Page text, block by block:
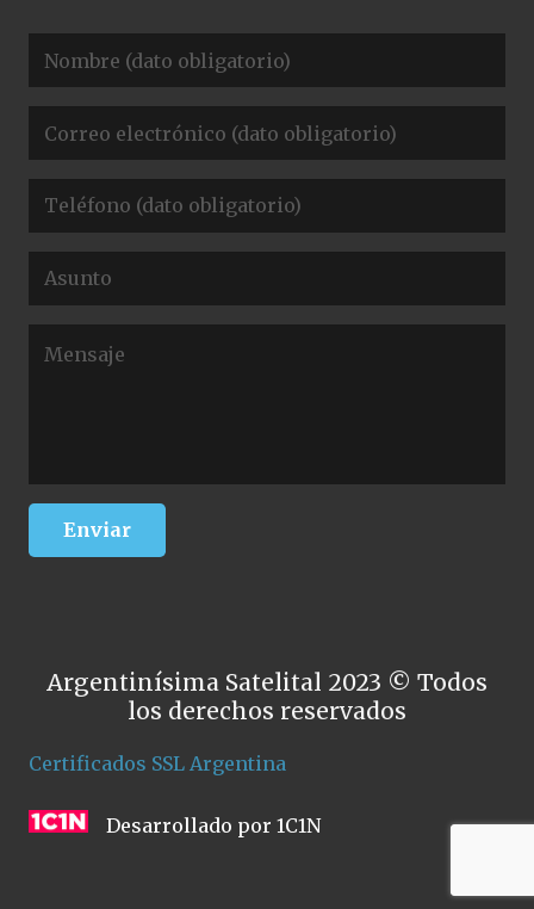
Argentinísima Satelital 2023 © Todos
los derechos reservados
Certificados SSL Argentina
Desarrollado por 1C1N